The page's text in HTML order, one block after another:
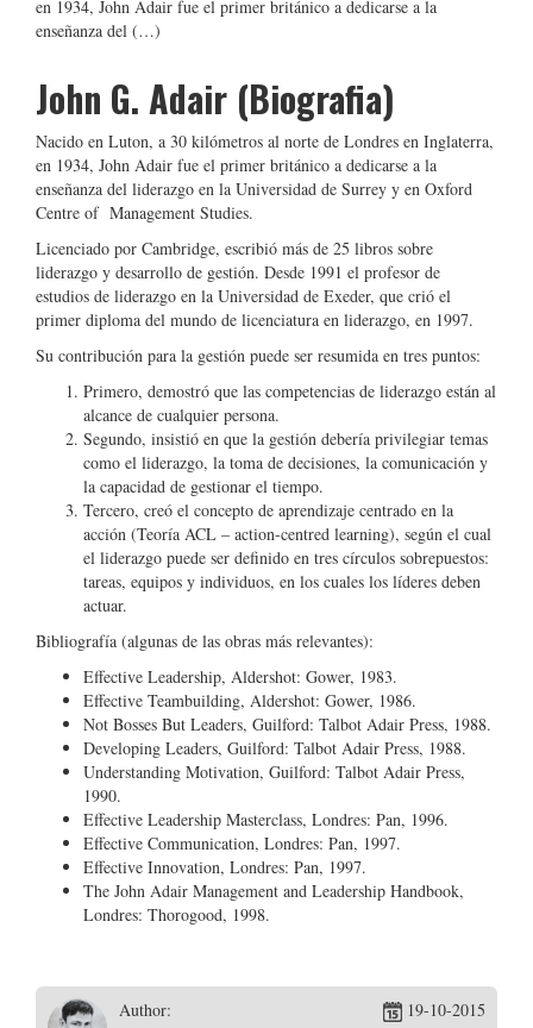
en 1934, John Adair fue el primer británico a dedicarse a la
enseñanza del (…)
John G. Adair (Biografia)
Nacido en Luton, a 30 kilómetros al norte de Londres en Inglaterra,
en 1934, John Adair fue el primer británico a dedicarse a la
enseñanza del liderazgo en la Universidad de Surrey y en Oxford
Centre of Management Studies.
Licenciado por Cambridge, escribió más de 25 libros sobre
liderazgo y desarrollo de gestión. Desde 1991 el profesor de
estudios de liderazgo en la Universidad de Exeder, que crió el
primer diploma del mundo de licenciatura en liderazgo, en 1997.
Su contribución para la gestión puede ser resumida en tres puntos:
Primero, demostró que las competencias de liderazgo están al
alcance de cualquier persona.
Segundo, insistió en que la gestión debería privilegiar temas
como el liderazgo, la toma de decisiones, la comunicación y
la capacidad de gestionar el tiempo.
Tercero, creó el concepto de aprendizaje centrado en la
acción (Teoría ACL – action-centred learning), según el cual
el liderazgo puede ser definido en tres círculos sobrepuestos:
tareas, equipos y individuos, en los cuales los líderes deben
actuar.
Bibliografía (algunas de las obras más relevantes):
Effective Leadership, Aldershot: Gower, 1983.
Effective Teambuilding, Aldershot: Gower, 1986.
Not Bosses But Leaders, Guilford: Talbot Adair Press, 1988.
Developing Leaders, Guilford: Talbot Adair Press, 1988.
Understanding Motivation, Guilford: Talbot Adair Press,
1990.
Effective Leadership Masterclass, Londres: Pan, 1996.
Effective Communication, Londres: Pan, 1997.
Effective Innovation, Londres: Pan, 1997.
The John Adair Management and Leadership Handbook,
Londres: Thorogood, 1998.
Author: 19-10-2015